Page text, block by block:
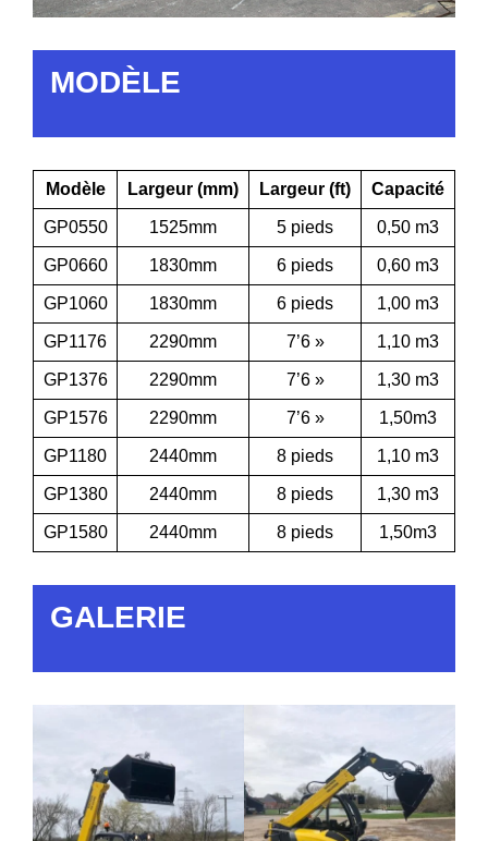
MODÈLE
Modèle Largeur (mm) Largeur (ft) Capacité
GP0550 1525mm 5 pieds 0,50 m3
GP0660 1830mm 6 pieds 0,60 m3
GP1060 1830mm 6 pieds 1,00 m3
GP1176 2290mm 7’6 » 1,10 m3
GP1376 2290mm 7’6 » 1,30 m3
GP1576 2290mm 7’6 » 1,50m3
GP1180 2440mm 8 pieds 1,10 m3
GP1380 2440mm 8 pieds 1,30 m3
GP1580 2440mm 8 pieds 1,50m3
GALERIE